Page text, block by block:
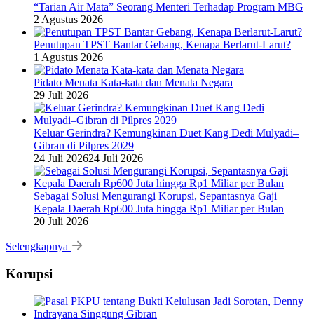
“Tarian Air Mata” Seorang Menteri Terhadap Program MBG
2 Agustus 2026
Penutupan TPST Bantar Gebang, Kenapa Berlarut-Larut?
1 Agustus 2026
Pidato Menata Kata-kata dan Menata Negara
29 Juli 2026
Keluar Gerindra? Kemungkinan Duet Kang Dedi Mulyadi–
Gibran di Pilpres 2029
24 Juli 202624 Juli 2026
Sebagai Solusi Mengurangi Korupsi, Sepantasnya Gaji
Kepala Daerah Rp600 Juta hingga Rp1 Miliar per Bulan
20 Juli 2026
Selengkapnya
Korupsi